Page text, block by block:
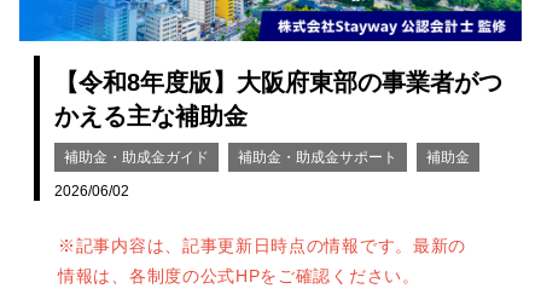
【令和8年度版】大阪府東部の事業者がつ
かえる主な補助金
補助金・助成金ガイド 補助金・助成金サポート
補助金
2026/06/02
※記事内容は、記事更新日時点の情報です。最新の
情報は、各制度の公式HPをご確認ください。